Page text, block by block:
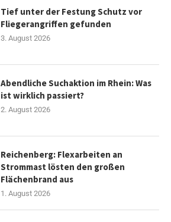
Tief unter der Festung Schutz vor
Fliegerangriffen gefunden
3. August 2026
Abendliche Suchaktion im Rhein: Was
ist wirklich passiert?
2. August 2026
Reichenberg: Flexarbeiten an
Strommast lösten den großen
Flächenbrand aus
1. August 2026